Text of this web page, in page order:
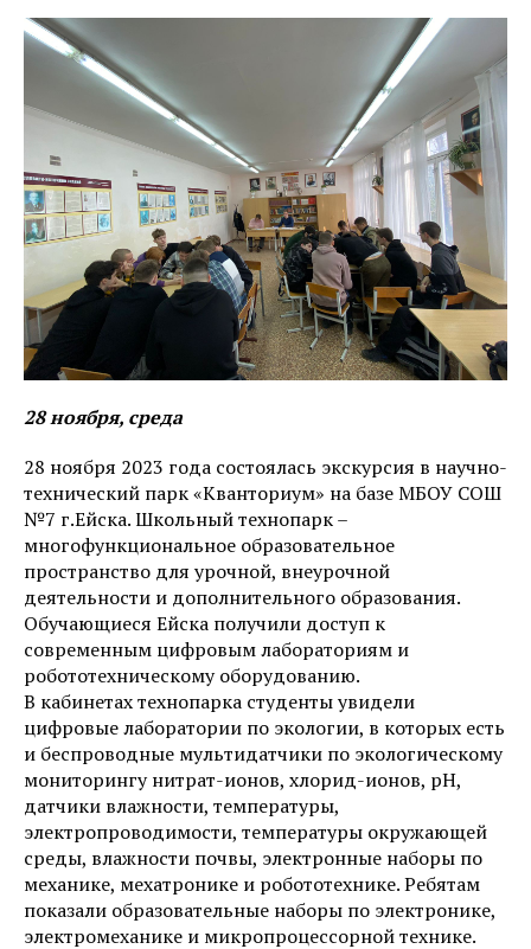
28 ноября, среда
28 ноября 2023 года состоялась экскурсия в научно-
технический парк «Кванториум» на базе МБОУ СОШ
№7 г.Ейска. Школьный технопарк –
многофункциональное образовательное
пространство для урочной, внеурочной
деятельности и дополнительного образования.
Обучающиеся Ейска получили доступ к
современным цифровым лабораториям и
робототехническому оборудованию.
В кабинетах технопарка студенты увидели
цифровые лаборатории по экологии, в которых есть
и беспроводные мультидатчики по экологическому
мониторингу нитрат-ионов, хлорид-ионов, рН,
датчики влажности, температуры,
электропроводимости, температуры окружающей
среды, влажности почвы, электронные наборы по
механике, мехатронике и робототехнике. Ребятам
показали образовательные наборы по электронике,
электромеханике и микропроцессорной технике.